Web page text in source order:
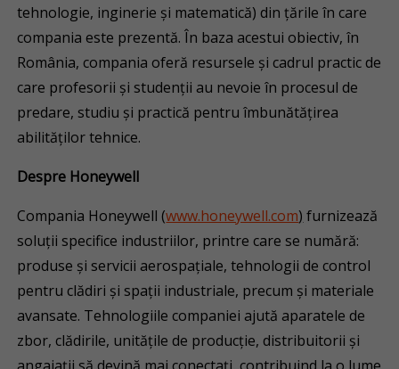
tehnologie, inginerie și matematică) din țările în care
compania este prezentă. În baza acestui obiectiv, în
România, compania oferă resursele și cadrul practic de
care profesorii şi studenţii au nevoie în procesul de
predare, studiu și practică pentru îmbunătăţirea
abilităţilor tehnice.
Despre Honeywell
Compania Honeywell (www.honeywell.com) furnizează
soluții specifice industriilor, printre care se numără:
produse și servicii aerospațiale, tehnologii de control
pentru clădiri și spații industriale, precum și materiale
avansate. Tehnologiile companiei ajută aparatele de
zbor, clădirile, unitățile de producție, distribuitorii și